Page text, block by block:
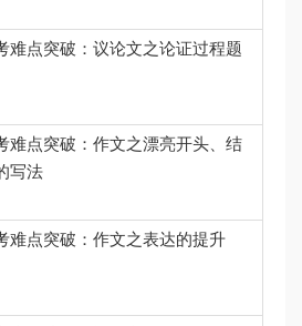
难点突破：议论文之论证过程题
难点突破：作文之漂亮开头、结
写法
难点突破：作文之表达的提升